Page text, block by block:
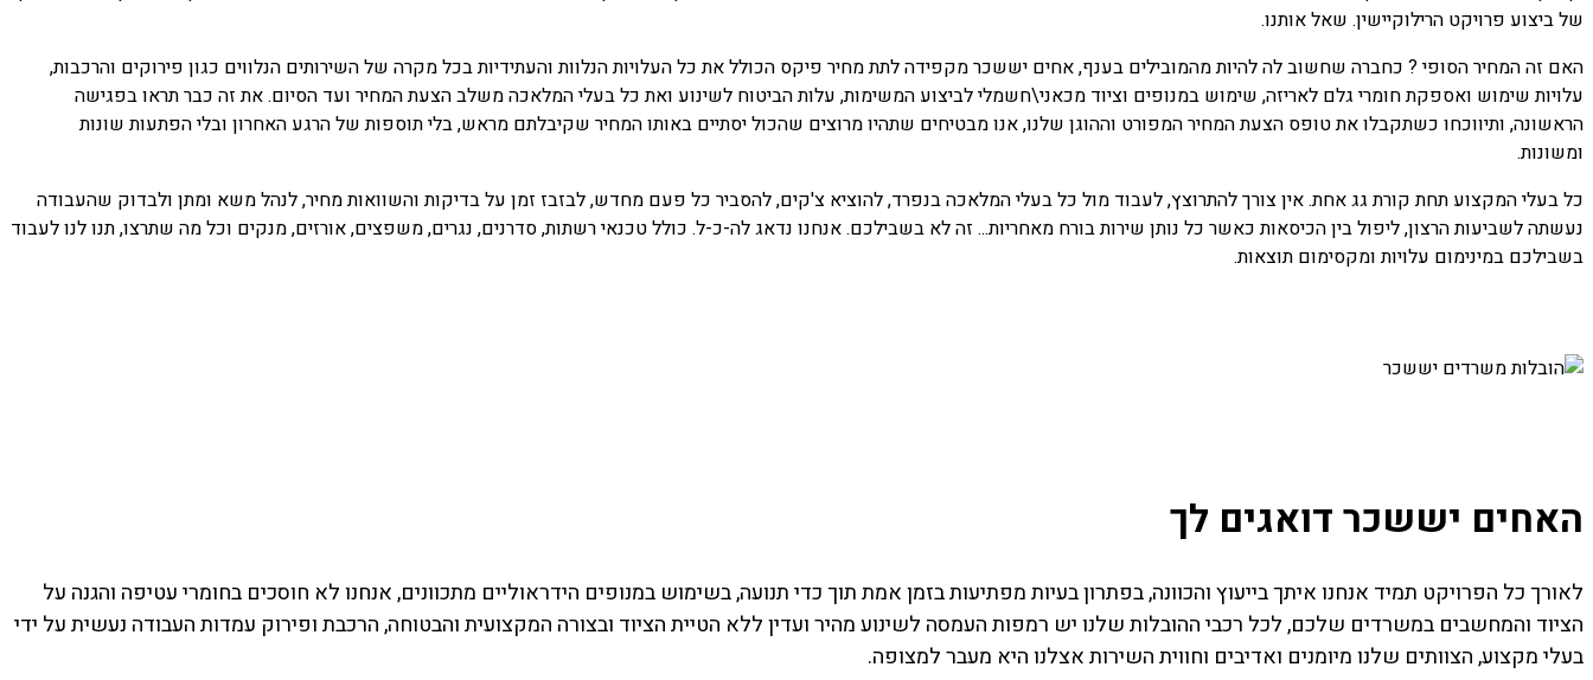
של ביצוע פרויקט הרילוקיישין. שאל אותנו.
האם זה המחיר הסופי ? כחברה שחשוב לה להיות מהמובילים בענף, אחים יששכר מקפידה לתת מחיר פיקס הכולל את כל העלויות הנלוות והעתידיות בכל מקרה של השירותים הנלווים כגון פירוקים והרכבות,
עלויות שימוש ואספקת חומרי גלם לאריזה, שימוש במנופים וציוד מכאני\חשמלי לביצוע המשימות, עלות הביטוח לשינוע ואת כל בעלי המלאכה משלב הצעת המחיר ועד הסיום. את זה כבר תראו בפגישה
הראשונה, ותיווכחו כשתקבלו את טופס הצעת המחיר המפורט וההוגן שלנו, אנו מבטיחים שתהיו מרוצים שהכול יסתיים באותו המחיר שקיבלתם מראש, בלי תוספות של הרגע האחרון ובלי הפתעות שונות
ומשונות.
כל בעלי המקצוע תחת קורת גג אחת. אין צורך להתרוצץ, לעבוד מול כל בעלי המלאכה בנפרד, להוציא צ'קים, להסביר כל פעם מחדש, לבזבז זמן על בדיקות והשוואות מחיר, לנהל משא ומתן ולבדוק שהעבודה
נעשתה לשביעות הרצון, ליפול בין הכיסאות כאשר כל נותן שירות בורח מאחריות... זה לא בשבילכם. אנחנו נדאג לה-כ-ל. כולל טכנאי רשתות, סדרנים, נגרים, משפצים, אורזים, מנקים וכל מה שתרצו, תנו לנו לעבוד
בשבילכם במינימום עלויות ומקסימום תוצאות.
האחים יששכר דואגים לך
לאורך כל הפרויקט תמיד אנחנו איתך בייעוץ והכוונה, בפתרון בעיות מפתיעות בזמן אמת תוך כדי תנועה, בשימוש במנופים הידראוליים מתכוונים, אנחנו לא חוסכים בחומרי עטיפה והגנה על
הציוד והמחשבים במשרדים שלכם, לכל רכבי ההובלות שלנו יש רמפות העמסה לשינוע מהיר ועדין ללא הטיית הציוד ובצורה המקצועית והבטוחה, הרכבת ופירוק עמדות העבודה נעשית על ידי
בעלי מקצוע, הצוותים שלנו מיומנים ואדיבים וחווית השירות אצלנו היא מעבר למצופה.